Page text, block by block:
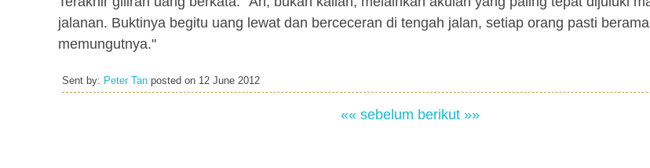
jalanan. Buktinya begitu uang lewat dan berceceran di tengah jalan, setiap orang pasti
memungutnya."
Sent by: Peter Tan posted on 12 June 2012
«« sebelum berikut »»